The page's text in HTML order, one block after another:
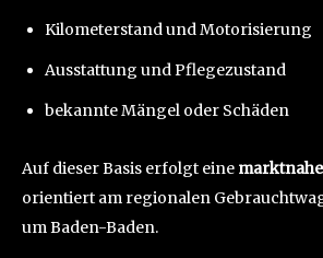
Kilometerstand und Motorisierung
Ausstattung und Pflegezustand
bekannte Mängel oder Schäden
Auf dieser Basis erfolgt eine
orientiert am regionalen
um Baden-Baden.